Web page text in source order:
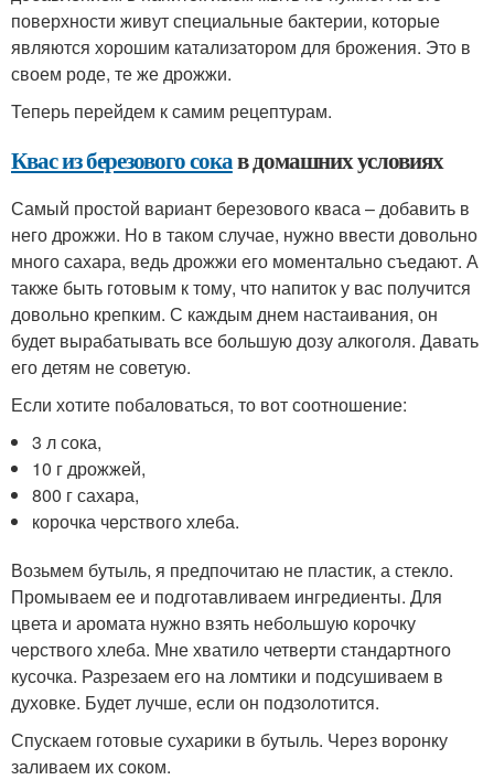
поверхности живут специальные бактерии, которые
являются хорошим катализатором для брожения. Это в
своем роде, те же дрожжи.
Теперь перейдем к самим рецептурам.
Квас из березового сокав домашних условиях
Самый простой вариант березового кваса – добавить в
него дрожжи. Но в таком случае, нужно ввести довольно
много сахара, ведь дрожжи его моментально съедают. А
также быть готовым к тому, что напиток у вас получится
довольно крепким. С каждым днем настаивания, он
будет вырабатывать все большую дозу алкоголя. Давать
его детям не советую.
Если хотите побаловаться, то вот соотношение:
3 л сока,
10 г дрожжей,
800 г сахара,
корочка черствого хлеба.
Возьмем бутыль, я предпочитаю не пластик, а стекло.
Промываем ее и подготавливаем ингредиенты. Для
цвета и аромата нужно взять небольшую корочку
черствого хлеба. Мне хватило четверти стандартного
кусочка. Разрезаем его на ломтики и подсушиваем в
духовке. Будет лучше, если он подзолотится.
Спускаем готовые сухарики в бутыль. Через воронку
заливаем их соком.